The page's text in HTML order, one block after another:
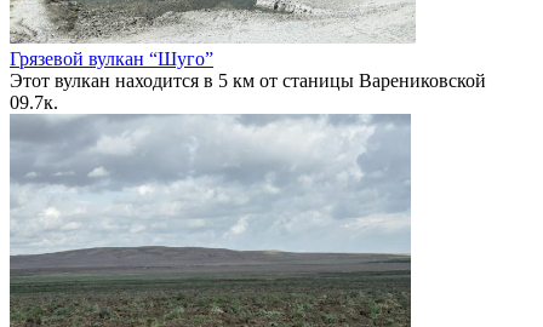
Грязевой вулкан “Шуго”
Этот вулкан находится в 5 км от станицы Варениковской
09.7к.